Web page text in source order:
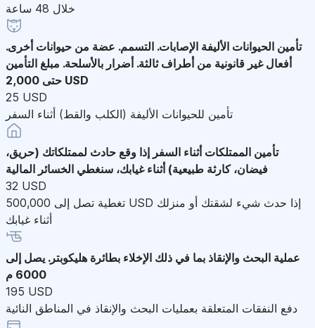
خلال 48 ساعة
تأمين الحيوانات الأليفة الإصابات. التسمم. عضة من حيوانات أخرى.
أفعال غير قانونية من أطراف ثالثة. أضرار بالأسلحة. مبلغ التأمين
حتى 2,000 USD
25 USD
تأمين للحيوانات الأليفة (الكلب والقط) أثناء السفر
تأمين الممتلكات أثناء السفر إذا وقع حادث لممتلكاتك (حريق،
فيضان، كارثة طبيعية) أثناء غيابك، سنغطي الخسائر المالية
32 USD
تغطية تصل إلى 500,000 USD إذا حدث شيء لشقتك أو منزلك
أثناء غيابك
عملية البحث والإنقاذ بما في ذلك الإخلاء بطائرة هليكوبتر. يصل إلى
6000 م
195 USD
دفع النفقات المتعلقة بعمليات البحث والإنقاذ في المناطق النائية